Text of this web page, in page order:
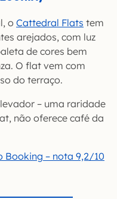
o Cattedral Flats tem
arejados, com luz
de cores bem
O flat vem com
do terraço.
– uma raridade
não oferece café da
Booking – nota 9,2/10